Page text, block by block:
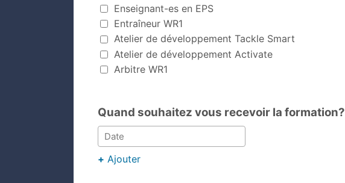
Enseignant-es en EPS
Entraîneur WR1
Atelier de développement Tackle Smart
Atelier de développement Activate
Arbitre WR1
Quand souhaitez vous recevoir la formation?
+ Ajouter